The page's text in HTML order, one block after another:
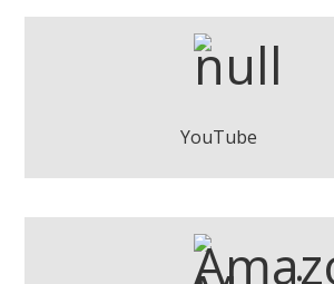
YouTube
De la mano - Roger Argemí
De la mano - Roger Argemí